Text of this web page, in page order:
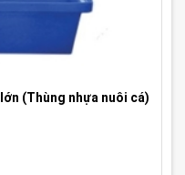
(Thùng nhựa nuôi cá)